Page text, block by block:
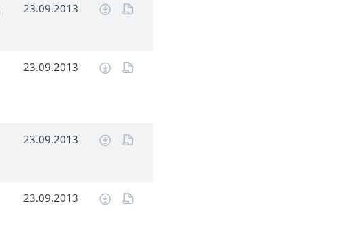
23.09.2013
23.09.2013
23.09.2013
23.09.2013